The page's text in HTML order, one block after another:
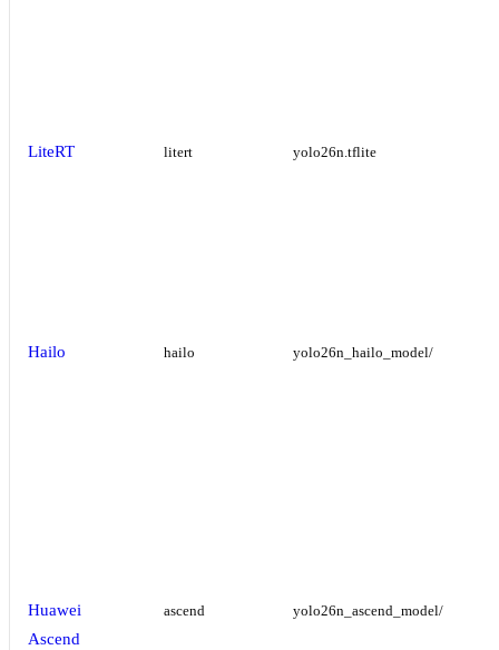
LiteRT litert yolo26n.tflite
Hailo hailo yolo26n_hailo_model/
Huawei
Ascend
ascend yolo26n_ascend_model/